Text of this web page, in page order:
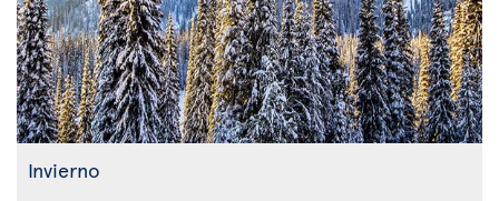
Invierno